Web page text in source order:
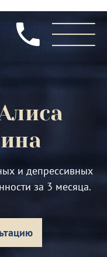
и депрессивных
за 3 месяца.